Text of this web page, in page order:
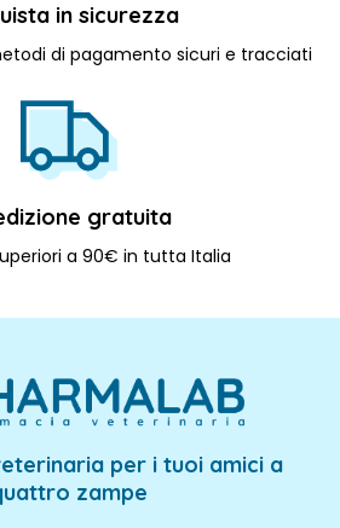
in sicurezza
di pagamento sicuri e tracciati
gratuita
a 90€ in tutta Italia
per i tuoi amici a
zampe